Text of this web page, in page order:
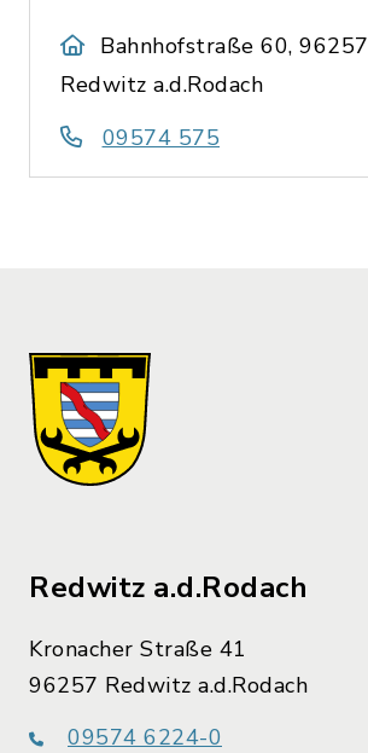
Bahnhofstraße 60, 96257
Redwitz a.d.Rodach
09574 575
Redwitz a.d.Rodach
Kronacher Straße 41
96257 Redwitz a.d.Rodach
09574 6224-0